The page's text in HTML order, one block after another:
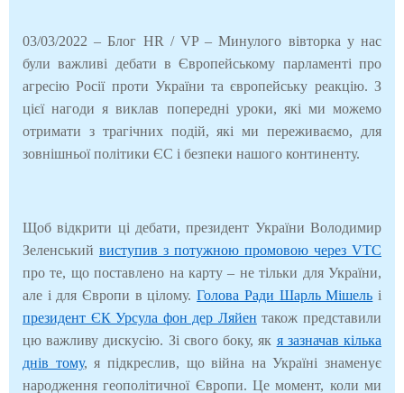
03/03/2022 – Блог HR / VP – Минулого вівторка у нас
були важливі дебати в Європейському парламенті про
агресію Росії проти України та європейську реакцію. З
цієї нагоди я виклав попередні уроки, які ми можемо
отримати з трагічних подій, які ми переживаємо, для
зовнішньої політики ЄС і безпеки нашого континенту.
Щоб відкрити ці дебати, президент України Володимир
Зеленський виступив з потужною промовою через VTC
про те, що поставлено на карту – не тільки для України,
але і для Європи в цілому.Голова Ради Шарль Мішель і
президент ЄК Урсула фон дер Ляйен також представили
цю важливу дискусію. Зі свого боку, як я зазначав кілька
днів тому, я підкреслив, що війна на Україні знаменує
народження геополітичної Європи. Це момент, коли ми